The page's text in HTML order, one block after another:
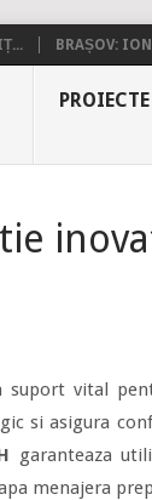
BRAȘOV:
PROIECTE
suport vital
si asigura
garanteaza
menajera